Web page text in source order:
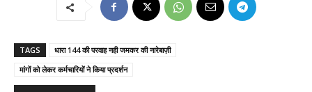
TAGS
धारा 144 की परवाह नही जमकर की नारेबाज़ी
मांगों को लेकर कर्मचारियों ने किया प्रदर्शन